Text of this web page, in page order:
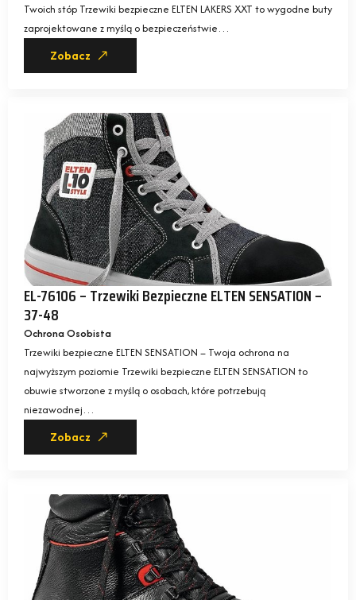
Twoich stóp Trzewiki bezpieczne ELTEN LAKERS XXT to wygodne buty
zaprojektowane z myślą o bezpieczeństwie…
Zobacz
EL-76106 – Trzewiki Bezpieczne ELTEN SENSATION –
37-48
Ochrona Osobista
Trzewiki bezpieczne ELTEN SENSATION – Twoja ochrona na
najwyższym poziomie Trzewiki bezpieczne ELTEN SENSATION to
obuwie stworzone z myślą o osobach, które potrzebują
niezawodnej…
Zobacz